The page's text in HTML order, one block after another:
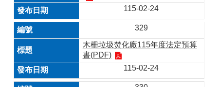
115-02-24
329
木柵垃圾焚化廠115年度法定預算
書(PDF)
115-02-24